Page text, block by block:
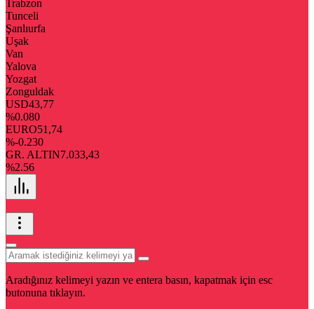
Trabzon
Tunceli
Şanlıurfa
Uşak
Van
Yalova
Yozgat
Zonguldak
USD43,77
%0.080
EURO51,74
%-0.230
GR. ALTIN7.033,43
%2.56
Aradığınız kelimeyi yazın ve entera basın, kapatmak için esc
butonuna tıklayın.